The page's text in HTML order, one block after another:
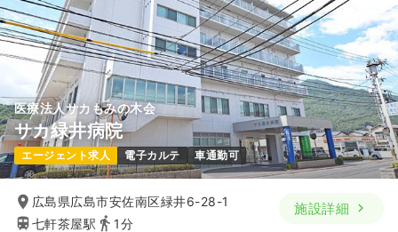
医療法人サカもみの木会
サカ緑井病院
エージェント求人 電子カルテ 車通勤可
広島県広島市安佐南区緑井6-28-1
七軒茶屋駅
1分
施設詳細